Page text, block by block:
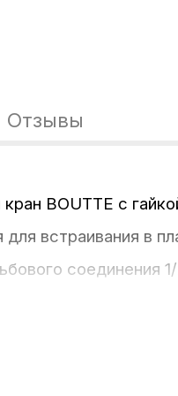
Отзывы
BOUTTE с
встраивания в
соединения